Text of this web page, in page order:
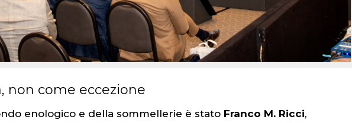
non come eccezione
enologico e della sommellerie è stato Franco M. Ricci,